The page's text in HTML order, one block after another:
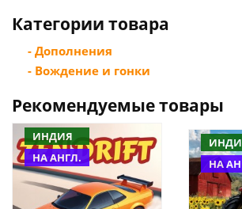
Категории товара
- Дополнения
- Вождение и гонки
Рекомендуемые товары
ИНДИЯ
НА АНГЛ.
НА